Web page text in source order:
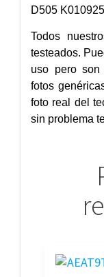
D505
Todos
testeados.
uso pero son
fotos
foto real del
sin problema